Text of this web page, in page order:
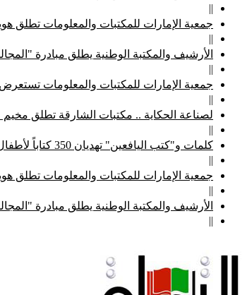
||
جمعية الإمارات للمكتبات والمعلومات تطلق
||
الأرشيف والمكتبة الوطنية يطلق مبادرة
||
جمعية الإمارات للمكتبات والمعلومات تستعرض
||
لصناعة الحكاية .. مكتبات الشارقة تطلق مخيم
||
كلمات و"كتب اليافعين" تهديان 350 كتاباً لأطفال "الإمارات الإنسانية"
||
جمعية الإمارات للمكتبات والمعلومات تطلق
||
الأرشيف والمكتبة الوطنية يطلق مبادرة
||